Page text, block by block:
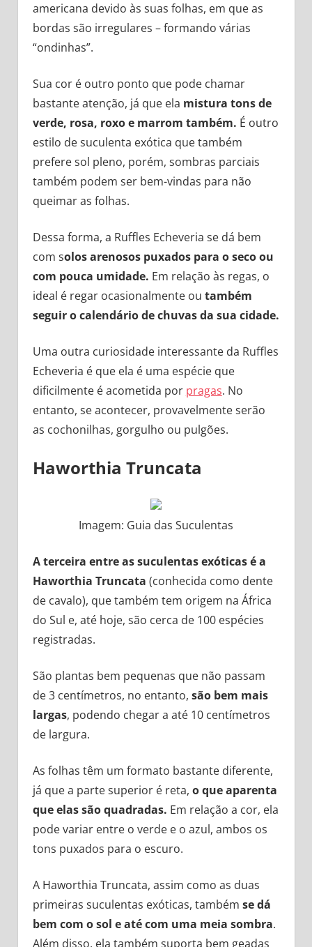
americana devido às suas folhas, em que as
bordas são irregulares – formando várias
“ondinhas”.
Sua cor é outro ponto que pode chamar
bastante atenção, já que ela mistura tons de
verde, rosa, roxo e marrom também. É outro
estilo de suculenta exótica que também
prefere sol pleno, porém, sombras parciais
também podem ser bem-vindas para não
queimar as folhas.
Dessa forma, a Ruffles Echeveria se dá bem
com solos arenosos puxados para o seco ou
com pouca umidade. Em relação às regas, o
ideal é regar ocasionalmente ou também
seguir o calendário de chuvas da sua cidade.
Uma outra curiosidade interessante da Ruffles
Echeveria é que ela é uma espécie que
dificilmente é acometida por pragas. No
entanto, se acontecer, provavelmente serão
as cochonilhas, gorgulho ou pulgões.
Haworthia Truncata
Imagem: Guia das Suculentas
A terceira entre as suculentas exóticas é a
Haworthia Truncata (conhecida como dente
de cavalo), que também tem origem na África
do Sul e, até hoje, são cerca de 100 espécies
registradas.
São plantas bem pequenas que não passam
de 3 centímetros, no entanto, são bem mais
largas, podendo chegar a até 10 centímetros
de largura.
As folhas têm um formato bastante diferente,
já que a parte superior é reta, o que aparenta
que elas são quadradas. Em relação a cor, ela
pode variar entre o verde e o azul, ambos os
tons puxados para o escuro.
A Haworthia Truncata, assim como as duas
primeiras suculentas exóticas, também se dá
bem com o sol e até com uma meia sombra.
Além disso, ela também suporta bem geadas